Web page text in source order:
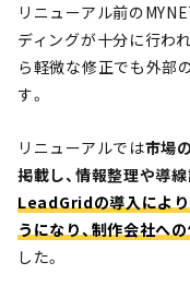
リニューアル前の
ディングが十分に行わ
ら軽微な修正でも外部
す。
リニューアルでは市場
掲載し、情報整理や導
LeadGridの導入によ
うになり、制作会社へ
した。